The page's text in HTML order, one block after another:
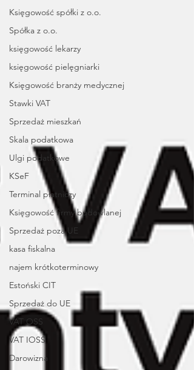
Księgowość spółki z o.o.
Spółka z o.o.
księgowość lekarzy
księgowość pielęgniarki
Księgowość branży medycznej
Stawki VAT
Sprzedaż mieszkań
Skala podatkowa
Ulgi podatkowe
KSeF
Terminal płatniczy
Księgowość firmy budowlanej
Sprzedaż poza UE
kasa fiskalna
najem krótkoterminowy
Estoński CIT
Sprzedaż do UE
VAT OSS
VAT IOSS
Darowizna